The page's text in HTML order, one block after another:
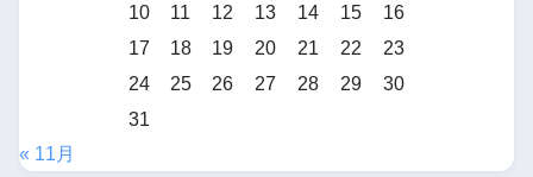
10
11 12 13 14 15
16
17
18 19 20 21 22
23
24
25 26 27 28 29
30
31
« 11月